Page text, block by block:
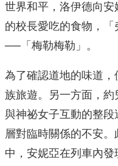
世界和平，洛伊德向
的校長愛吃的食物，
──「梅勒梅勒」。
為了確認道地的味道
族旅遊。另一方面，
與神祕女子互動的整
層對臨時關係的不安
中，安妮亞在列車內